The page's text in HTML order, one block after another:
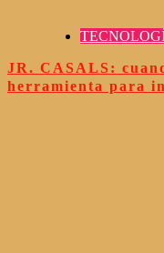
JR. CASALS:
herramienta para